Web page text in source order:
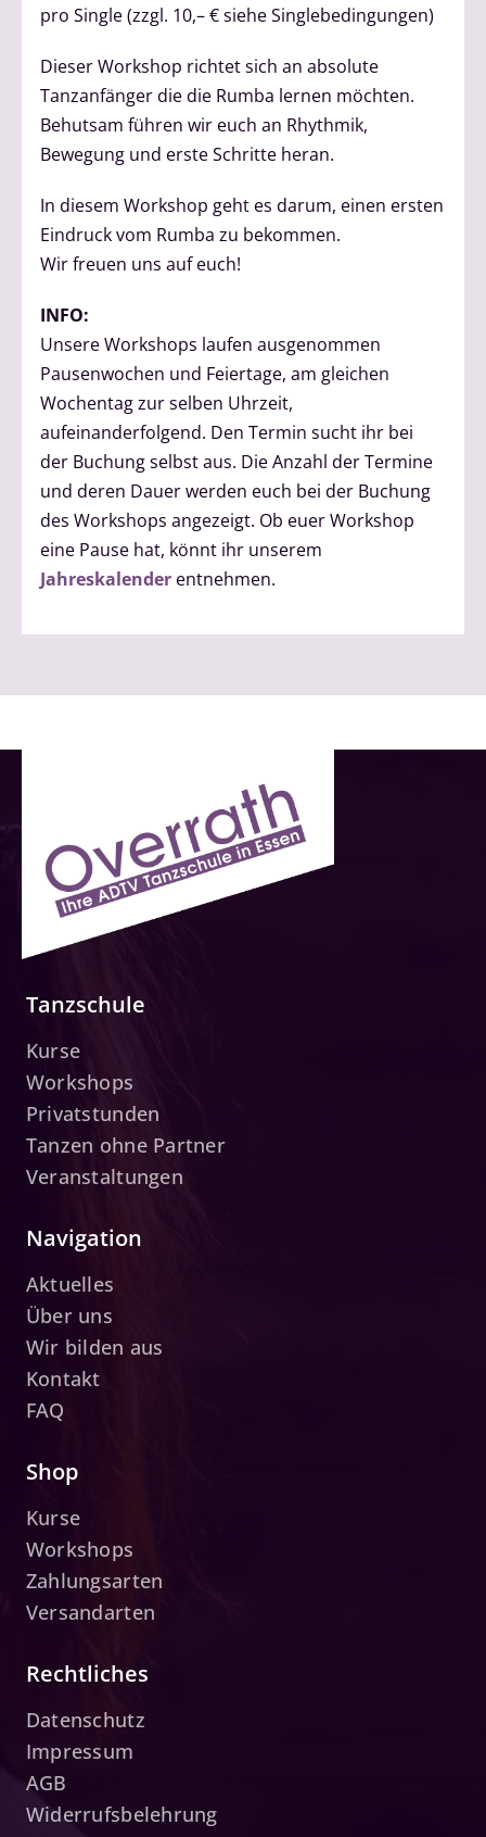
pro Single (zzgl. 10,– € siehe Singlebedingungen)
Dieser Workshop richtet sich an absolute
Tanzanfänger die die Rumba lernen möchten.
Behutsam führen wir euch an Rhythmik,
Bewegung und erste Schritte heran.
In diesem Workshop geht es darum, einen ersten
Eindruck vom Rumba zu bekommen.
Wir freuen uns auf euch!
INFO:
Unsere Workshops laufen ausgenommen
Pausenwochen und Feiertage, am gleichen
Wochentag zur selben Uhrzeit,
aufeinanderfolgend. Den Termin sucht ihr bei
der Buchung selbst aus. Die Anzahl der Termine
und deren Dauer werden euch bei der Buchung
des Workshops angezeigt. Ob euer Workshop
eine Pause hat, könnt ihr unserem
Jahreskalender entnehmen.
Tanzschule
Kurse
Workshops
Privatstunden
Tanzen ohne Partner
Veranstaltungen
Navigation
Aktuelles
Über uns
Wir bilden aus
Kontakt
FAQ
Shop
Kurse
Workshops
Zahlungsarten
Versandarten
Rechtliches
Datenschutz
Impressum
AGB
Widerrufsbelehrung